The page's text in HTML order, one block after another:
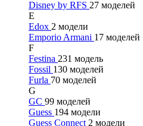
Disney by RFS 27 моделей
E
Edox 2 модели
Emporio Armani 17 моделей
F
Festina 231 модель
Fossil 130 моделей
Furla 70 моделей
G
GC 99 моделей
Guess 194 модели
Guess Connect 2 модели